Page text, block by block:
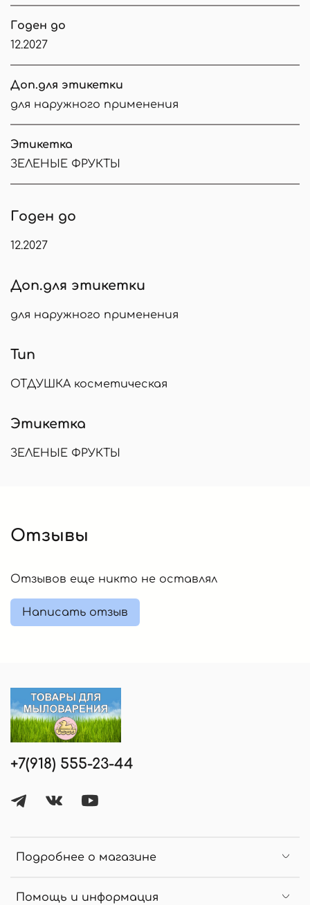
Годен до
12.2027
Доп.для этикетки
для наружного применения
Этикетка
ЗЕЛЕНЫЕ ФРУКТЫ
Годен до
12.2027
Доп.для этикетки
для наружного применения
Тип
ОТДУШКА косметическая
Этикетка
ЗЕЛЕНЫЕ ФРУКТЫ
Отзывы
Отзывов еще никто не оставлял
Написать отзыв
Подробнее о магазине
Помощь и информация
+7(918) 555-23-44